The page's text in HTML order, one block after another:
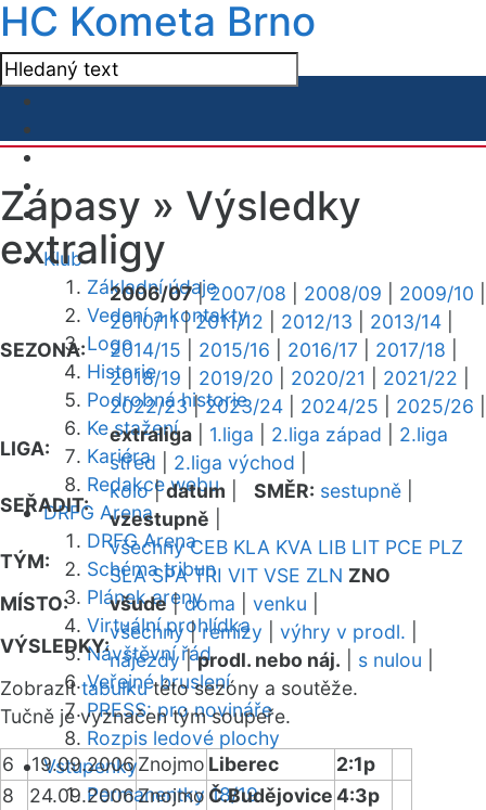
HC Kometa Brno
Klub
Základní údaje
Vedení a kontakty
Logo
Historie
Podrobná historie
Ke stažení
Kariéra
Redakce webu
DRFG Arena
DRFG Arena
Schéma tribun
Plánek areny
Virtuální prohlídka
Návštěvní řád
Veřejné bruslení
PRESS: pro novináře
Rozpis ledové plochy
Vstupenky
Permanentky 18/19
Zápasy » Výsledky
extraligy
SEZONA:
2006/07|2007/08 2008/09 2009/10
2010/11|2011/12 2012/13 2013/14
2014/15
2015/16 2016/17 2017/18
2018/19
2019/20 2020/21 2021/22
2022/23|2023/24 2024/25 2025/26
LIGA:
extraliga 1.liga 2.liga západ
2.liga
střed
2.liga východ
SEŘADIT:
kolo|datum SMĚR: sestupně
vzestupně
TÝM:
všechny CEB KLA KVA LIB LIT PCE PLZ
SLA SPA TRI VIT VSE ZLN ZNO
MÍSTO:
všude|doma venku
VÝSLEDKY:
všechny|remízy výhry v prodl.
nájezdy|prodl. nebo náj. s nulou
Zobrazittabulkutéto sezóny a soutěže.
Tučně je vyznačen tým soupeře.
6 19.09.2006Znojmo Liberec
2:1p
8
24.09.2006Znojmo Č.Budějovice4:3p